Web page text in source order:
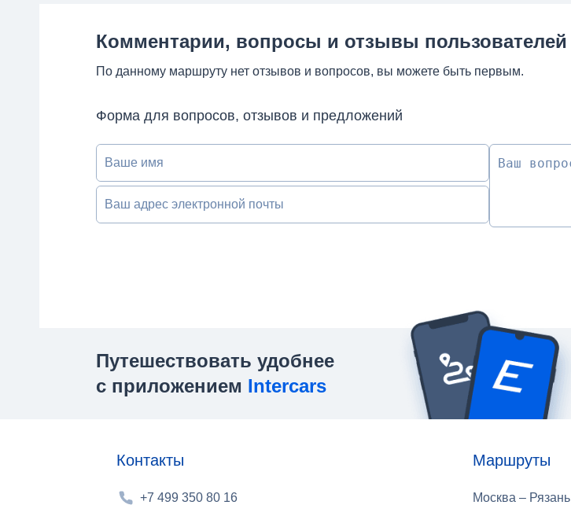
Комментарии, вопросы и отзывы пользователей
По данному маршруту нет отзывов и вопросов, вы можете быть первым.
Форма для вопросов, отзывов и предложений
Ваше имя
Ваш адрес электронной почты
Путешествовать удобнее
с приложением Intercars
Контакты
+7 499 350 80 16
Маршруты
Москва – Рязань